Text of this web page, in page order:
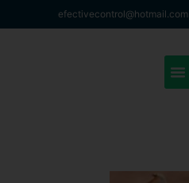
efectivecontrol@hotmail.com